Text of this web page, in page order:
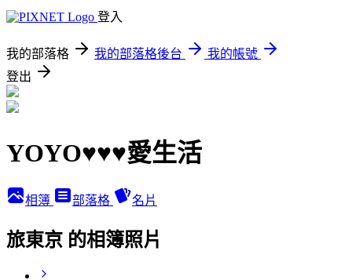
登入
我的部落格 我的部落格後台
我的帳號
登出
YOYO♥♥♥愛生活
相簿 部落格 名片
旅東京 的相簿照片